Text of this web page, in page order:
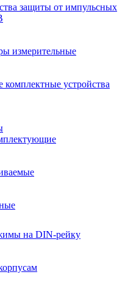
защиты от импульсных
измерительные
комплектные устройства
на DIN-рейку